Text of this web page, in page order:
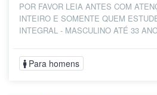
POR FAVOR LEIA ANTES COM
INTEIRO E SOMENTE QUEM
INTEGRAL - MASCULINO ATÉ 33
Para homens